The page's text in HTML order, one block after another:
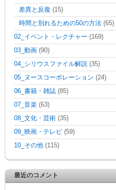
差異と反復 (15)
時間と別れるための50の方法 (65)
02_イベント・レクチャー (169)
03_動画 (90)
04_シリウスファイル解説 (35)
05_ヌースコーポレーション (24)
06_書籍・雑誌 (85)
07_音楽 (63)
08_文化・芸術 (35)
09_映画・テレビ (59)
10_その他 (115)
最近のコメント